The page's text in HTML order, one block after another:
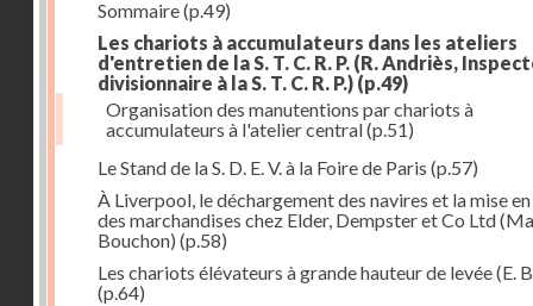
Sommaire(p.49)
Les chariots à accumulateurs dans les ateliers
d'entretien de la S. T. C. R. P. (R. Andriès,
divisionnaire à la S. T. C. R. P.) (p.49)
Organisation des manutentions par chariots à
accumulateurs à l'atelier central(p.51)
Le Stand de la S. D. E. V. à la Foire de Paris (p.57)
À Liverpool, le déchargement des navires et la mise
des marchandises chez Elder, Dempster et Co Ltd
Bouchon) (p.58)
Les chariots élévateurs à grande hauteur de levée (E.
(p.64)